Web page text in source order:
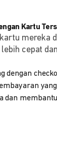
Kartu
mereka
cepat
dengan
dan